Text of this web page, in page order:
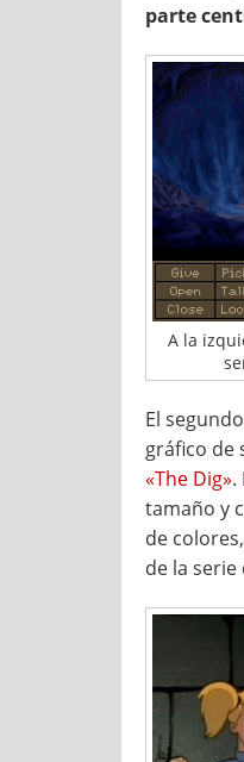
parte
A la
El
gráfico de
«The Dig».
tamaño y
de
de la